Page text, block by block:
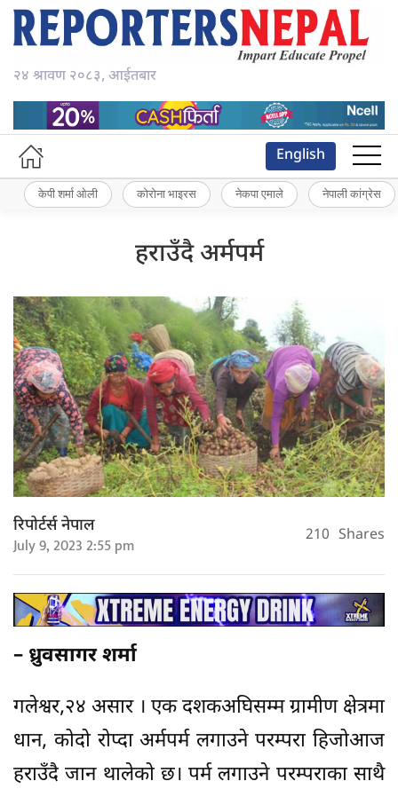
२४ श्रावण २०८३, आईतबार
English
केपी शर्मा ओली कोरोना भाइरस नेकपा एमाले नेपाली कांग्रेस
हराउँदै अर्मपर्म
रिपोर्टर्स नेपाल
July 9, 2023 2:55 pm 210 Shares
– ध्रुवसागर शर्मा
गलेश्वर,२४ असार । एक दशकअघिसम्म ग्रामीण क्षेत्रमा
धान, कोदो रोप्दा अर्मपर्म लगाउने परम्परा हिजोआज
हराउँदै जान थालेको छ। पर्म लगाउने परम्पराका साथै